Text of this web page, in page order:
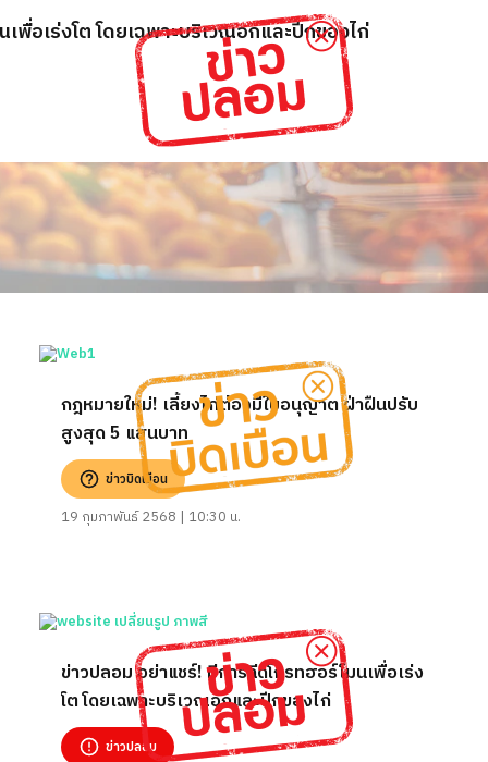
อเร่งโต โดยเฉพาะบริเวณอกและปีกของไก่
กฎหมายใหม่! เลี้ยงไก่ต้องมีใบอนุญาต ฝ่าฝืนปรับ
สูงสุด 5 แสนบาท
ข่าวบิดเบือน
19 กุมภาพันธ์ 2568 | 10:30 น.
ข่าวปลอม อย่าแชร์! มีการฉีดโกรทฮอร์โมนเพื่อเร่ง
โต โดยเฉพาะบริเวณอกและปีกของไก่
ข่าวปลอม